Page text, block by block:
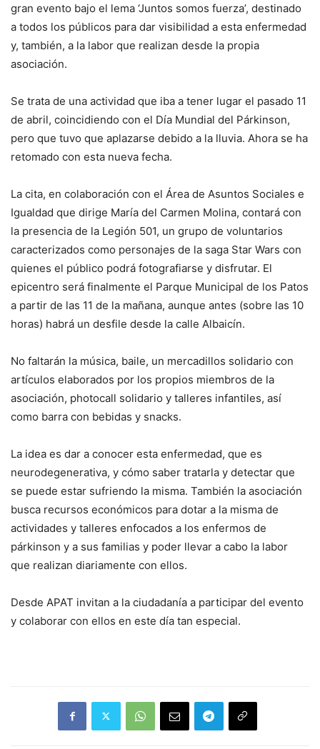
gran evento bajo el lema ‘Juntos somos fuerza’, destinado
a todos los públicos para dar visibilidad a esta enfermedad
y, también, a la labor que realizan desde la propia
asociación.
Se trata de una actividad que iba a tener lugar el pasado 11
de abril, coincidiendo con el Día Mundial del Párkinson,
pero que tuvo que aplazarse debido a la lluvia. Ahora se ha
retomado con esta nueva fecha.
La cita, en colaboración con el Área de Asuntos Sociales e
Igualdad que dirige María del Carmen Molina, contará con
la presencia de la Legión 501, un grupo de voluntarios
caracterizados como personajes de la saga Star Wars con
quienes el público podrá fotografiarse y disfrutar. El
epicentro será finalmente el Parque Municipal de los Patos
a partir de las 11 de la mañana, aunque antes (sobre las 10
horas) habrá un desfile desde la calle Albaicín.
No faltarán la música, baile, un mercadillos solidario con
artículos elaborados por los propios miembros de la
asociación, photocall solidario y talleres infantiles, así
como barra con bebidas y snacks.
La idea es dar a conocer esta enfermedad, que es
neurodegenerativa, y cómo saber tratarla y detectar que
se puede estar sufriendo la misma. También la asociación
busca recursos económicos para dotar a la misma de
actividades y talleres enfocados a los enfermos de
párkinson y a sus familias y poder llevar a cabo la labor
que realizan diariamente con ellos.
Desde APAT invitan a la ciudadanía a participar del evento
y colaborar con ellos en este día tan especial.